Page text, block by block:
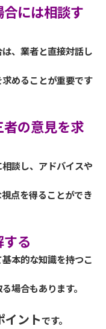
には相談す
、業者と直接対話し
めることが重要です
の意見を求
談し、アドバイスや
点を得ることができ
る
本的な知識を持つこ
場合もあります。
イントです。